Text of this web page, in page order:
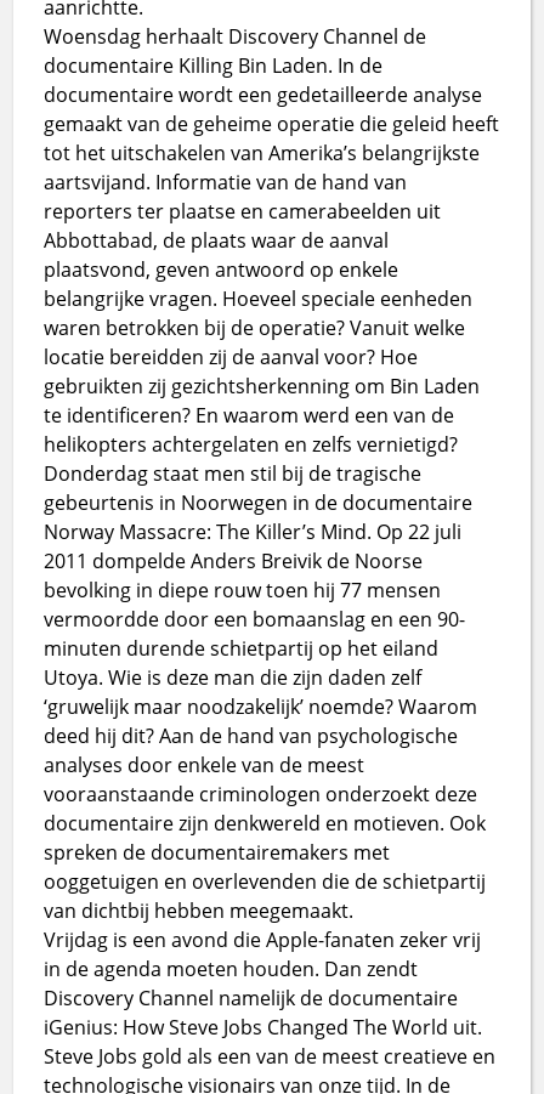
aanrichtte.
Woensdag herhaalt Discovery Channel de
documentaire Killing Bin Laden. In de
documentaire wordt een gedetailleerde analyse
gemaakt van de geheime operatie die geleid heeft
tot het uitschakelen van Amerika’s belangrijkste
aartsvijand. Informatie van de hand van
reporters ter plaatse en camerabeelden uit
Abbottabad, de plaats waar de aanval
plaatsvond, geven antwoord op enkele
belangrijke vragen. Hoeveel speciale eenheden
waren betrokken bij de operatie? Vanuit welke
locatie bereidden zij de aanval voor? Hoe
gebruikten zij gezichtsherkenning om Bin Laden
te identificeren? En waarom werd een van de
helikopters achtergelaten en zelfs vernietigd?
Donderdag staat men stil bij de tragische
gebeurtenis in Noorwegen in de documentaire
Norway Massacre: The Killer’s Mind. Op 22 juli
2011 dompelde Anders Breivik de Noorse
bevolking in diepe rouw toen hij 77 mensen
vermoordde door een bomaanslag en een 90-
minuten durende schietpartij op het eiland
Utoya. Wie is deze man die zijn daden zelf
‘gruwelijk maar noodzakelijk’ noemde? Waarom
deed hij dit? Aan de hand van psychologische
analyses door enkele van de meest
vooraanstaande criminologen onderzoekt deze
documentaire zijn denkwereld en motieven. Ook
spreken de documentairemakers met
ooggetuigen en overlevenden die de schietpartij
van dichtbij hebben meegemaakt.
Vrijdag is een avond die Apple-fanaten zeker vrij
in de agenda moeten houden. Dan zendt
Discovery Channel namelijk de documentaire
iGenius: How Steve Jobs Changed The World uit.
Steve Jobs gold als een van de meest creatieve en
technologische visionairs van onze tijd. In de